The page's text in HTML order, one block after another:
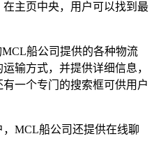
主页中央，用户可以找到最
船公司提供的各种物流
输方式，并提供详细信息，
一个专门的搜索框可供用户
MCL船公司还提供在线聊